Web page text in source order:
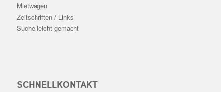
Mietwagen
Zeitschriften / Links
Suche leicht gemacht
SCHNELLKONTAKT